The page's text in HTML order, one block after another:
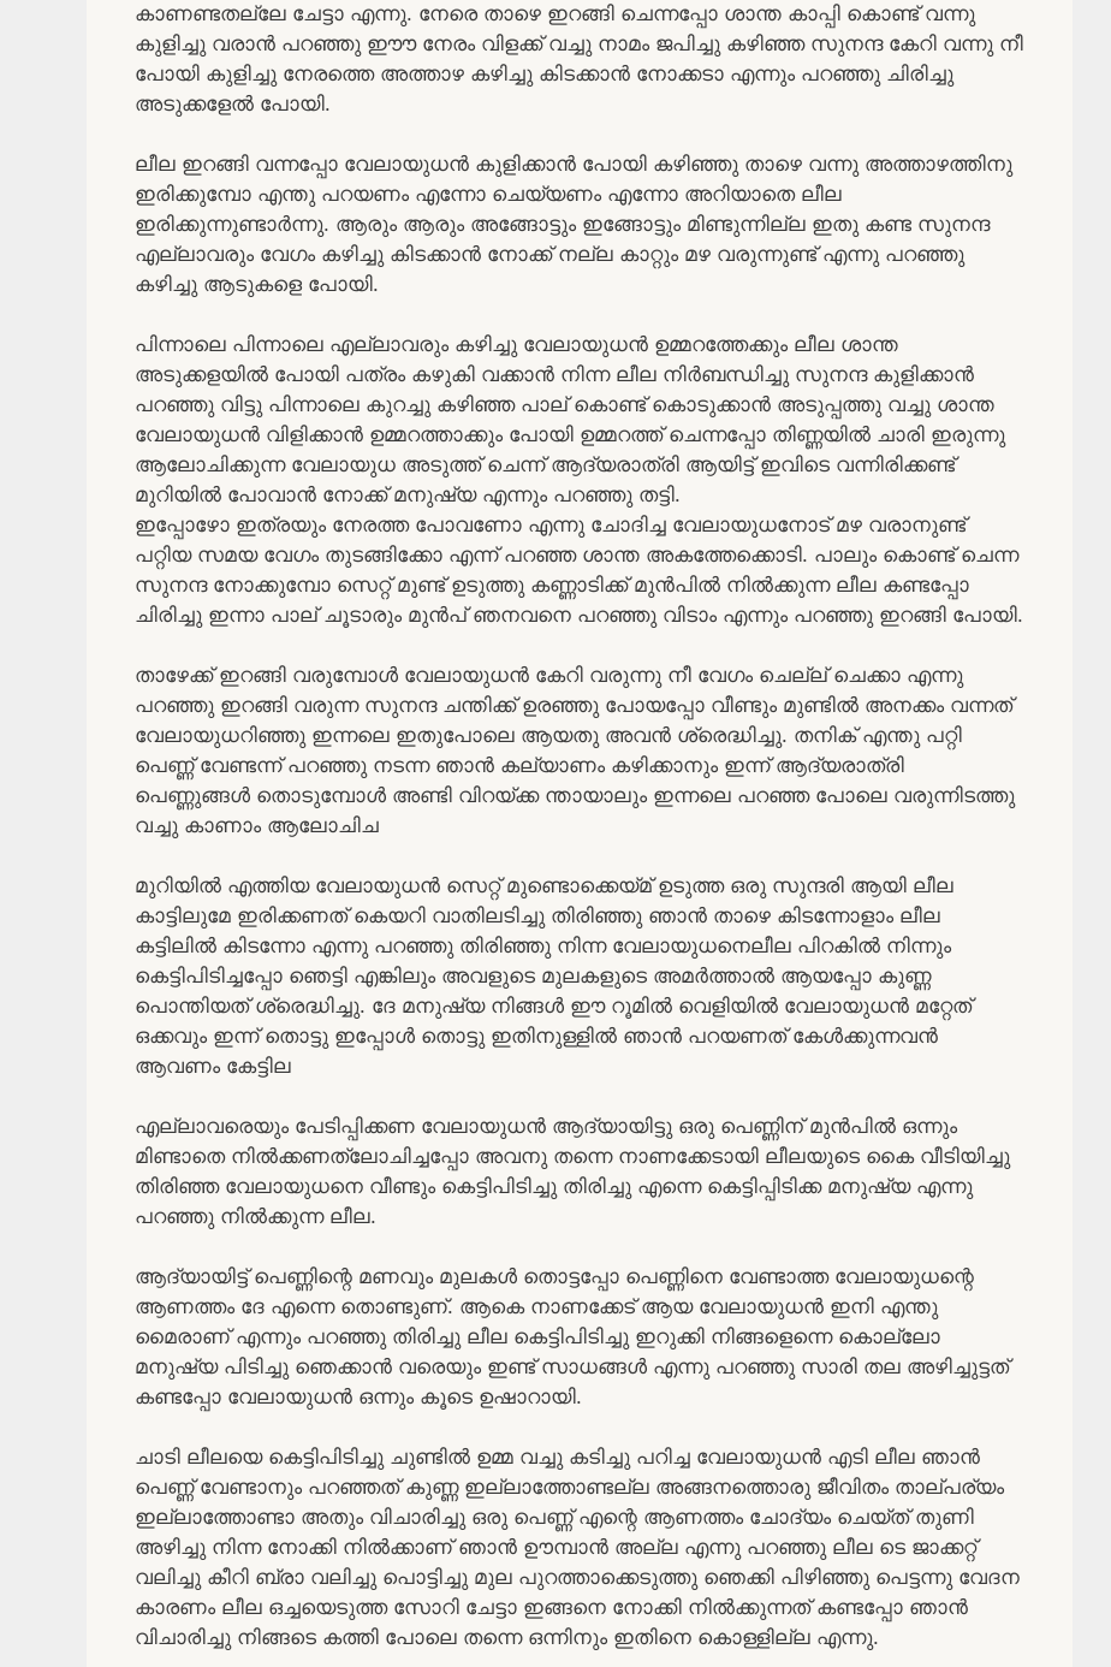
കാണണ്ടതല്ലേ ചേട്ടാ എന്നു. നേരെ താഴെ ഇറങ്ങി ചെന്നപ്പോ ശാന്ത കാപ്പി കൊണ്ട് വന്നു
കുളിച്ചു വരാൻ പറഞ്ഞു ഈൗ നേരം വിളക്ക് വച്ചു നാമം ജപിച്ചു കഴിഞ്ഞ സുനന്ദ കേറി വന്നു നീ
പോയി കുളിച്ചു നേരത്തെ അത്താഴ കഴിച്ചു കിടക്കാൻ നോക്കടാ എന്നും പറഞ്ഞു ചിരിച്ചു
അടുക്കളേൽ പോയി.
ലീല ഇറങ്ങി വന്നപ്പോ വേലായുധൻ കുളിക്കാൻ പോയി കഴിഞ്ഞു താഴെ വന്നു അത്താഴത്തിനു
ഇരിക്കുമ്പോ എന്തു പറയണം എന്നോ ചെയ്യണം എന്നോ അറിയാതെ ലീല
ഇരിക്കുന്നുണ്ടാർന്നു. ആരും ആരും അങ്ങോട്ടും ഇങ്ങോട്ടും മിണ്ടുന്നില്ല ഇതു കണ്ട സുനന്ദ
എല്ലാവരും വേഗം കഴിച്ചു കിടക്കാൻ നോക്ക് നല്ല കാറ്റും മഴ വരുന്നുണ്ട് എന്നു പറഞ്ഞു
കഴിച്ചു ആടുകളെ പോയി.
പിന്നാലെ പിന്നാലെ എല്ലാവരും കഴിച്ചു വേലായുധൻ ഉമ്മറത്തേക്കും ലീല ശാന്ത
അടുക്കളയിൽ പോയി പത്രം കഴുകി വക്കാൻ നിന്ന ലീല നിർബന്ധിച്ചു സുനന്ദ കുളിക്കാൻ
പറഞ്ഞു വിട്ടു പിന്നാലെ കുറച്ചു കഴിഞ്ഞ പാല് കൊണ്ട് കൊടുക്കാൻ അടുപ്പത്തു വച്ചു ശാന്ത
വേലായുധൻ വിളിക്കാൻ ഉമ്മറത്താക്കും പോയി ഉമ്മറത്ത് ചെന്നപ്പോ തിണ്ണയിൽ ചാരി ഇരുന്നു
ആലോചിക്കുന്ന വേലായുധ അടുത്ത് ചെന്ന് ആദ്യരാത്രി ആയിട്ട് ഇവിടെ വന്നിരിക്കണ്ട്
മുറിയിൽ പോവാൻ നോക്ക് മനുഷ്യ എന്നും പറഞ്ഞു തട്ടി.
ഇപ്പോഴോ ഇത്രയും നേരത്ത പോവണോ എന്നു ചോദിച്ച വേലായുധനോട് മഴ വരാനുണ്ട്
പറ്റിയ സമയ വേഗം തുടങ്ങിക്കോ എന്ന് പറഞ്ഞ ശാന്ത അകത്തേക്കൊടി. പാലും കൊണ്ട് ചെന്ന
സുനന്ദ നോക്കുമ്പോ സെറ്റ് മുണ്ട് ഉടുത്തു കണ്ണാടിക്ക് മുൻപിൽ നിൽക്കുന്ന ലീല കണ്ടപ്പോ
ചിരിച്ചു ഇന്നാ പാല് ചൂടാരും മുൻപ് ഞനവനെ പറഞ്ഞു വിടാം എന്നും പറഞ്ഞു ഇറങ്ങി പോയി.
താഴേക്ക് ഇറങ്ങി വരുമ്പോൾ വേലായുധൻ കേറി വരുന്നു നീ വേഗം ചെല്ല് ചെക്കാ എന്നു
പറഞ്ഞു ഇറങ്ങി വരുന്ന സുനന്ദ ചന്തിക്ക് ഉരഞ്ഞു പോയപ്പോ വീണ്ടും മുണ്ടിൽ അനക്കം വന്നത്
വേലായുധറിഞ്ഞു ഇന്നലെ ഇതുപോലെ ആയതു അവൻ ശ്രെദ്ധിച്ചു. തനിക് എന്തു പറ്റി
പെണ്ണ് വേണ്ടന്ന് പറഞ്ഞു നടന്ന ഞാൻ കല്യാണം കഴിക്കാനും ഇന്ന് ആദ്യരാത്രി
പെണ്ണുങ്ങൾ തൊടുമ്പോൾ അണ്ടി വിറയ്ക്ക ന്തായാലും ഇന്നലെ പറഞ്ഞ പോലെ വരുന്നിടത്തു
വച്ചു കാണാം ആലോചിച
മുറിയിൽ എത്തിയ വേലായുധൻ സെറ്റ് മുണ്ടൊക്കെയ്മ് ഉടുത്ത ഒരു സുന്ദരി ആയി ലീല
കാട്ടിലുമേ ഇരിക്കണത് കെയറി വാതിലടിച്ചു തിരിഞ്ഞു ഞാൻ താഴെ കിടന്നോളാം ലീല
കട്ടിലിൽ കിടന്നോ എന്നു പറഞ്ഞു തിരിഞ്ഞു നിന്ന വേലായുധനെലീല പിറകിൽ നിന്നും
കെട്ടിപിടിച്ചപ്പോ ഞെട്ടി എങ്കിലും അവളുടെ മുലകളുടെ അമർത്താൽ ആയപ്പോ കുണ്ണ
പൊന്തിയത് ശ്രെദ്ധിച്ചു. ദേ മനുഷ്യ നിങ്ങൾ ഈ റൂമിൽ വെളിയിൽ വേലായുധൻ മറ്റേത്
ഒക്കവും ഇന്ന് തൊട്ടു ഇപ്പോൾ തൊട്ടു ഇതിനുള്ളിൽ ഞാൻ പറയണത് കേൾക്കുന്നവൻ
ആവണം കേട്ടില
എല്ലാവരെയും പേടിപ്പിക്കണ വേലായുധൻ ആദ്യായിട്ടു ഒരു പെണ്ണിന് മുൻപിൽ ഒന്നും
മിണ്ടാതെ നിൽക്കണത്ലോചിച്ചപ്പോ അവനു തന്നെ നാണക്കേടായി ലീലയുടെ കൈ വീടിയിച്ചു
തിരിഞ്ഞ വേലായുധനെ വീണ്ടും കെട്ടിപിടിച്ചു തിരിച്ചു എന്നെ കെട്ടിപ്പിടിക്ക മനുഷ്യ എന്നു
പറഞ്ഞു നിൽക്കുന്ന ലീല.
ആദ്യായിട്ട് പെണ്ണിന്റെ മണവും മുലകൾ തൊട്ടപ്പോ പെണ്ണിനെ വേണ്ടാത്ത വേലായുധന്റെ
ആണത്തം ദേ എന്നെ തൊണ്ടുണ്. ആകെ നാണക്കേട് ആയ വേലായുധൻ ഇനി എന്തു
മൈരാണ് എന്നും പറഞ്ഞു തിരിച്ചു ലീല കെട്ടിപിടിച്ചു ഇറുക്കി നിങ്ങളെന്നെ കൊല്ലോ
മനുഷ്യ പിടിച്ചു ഞെക്കാൻ വരെയും ഇണ്ട് സാധങ്ങൾ എന്നു പറഞ്ഞു സാരി തല അഴിച്ചുട്ടത്
കണ്ടപ്പോ വേലായുധൻ ഒന്നും കൂടെ ഉഷാറായി.
ചാടി ലീലയെ കെട്ടിപിടിച്ചു ചുണ്ടിൽ ഉമ്മ വച്ചു കടിച്ചു പറിച്ച വേലായുധൻ എടി ലീല ഞാൻ
പെണ്ണ് വേണ്ടാനും പറഞ്ഞത് കുണ്ണ ഇല്ലാത്തോണ്ടല്ല അങ്ങനത്തൊരു ജീവിതം താല്പര്യം
ഇല്ലാത്തോണ്ടാ അതും വിചാരിച്ചു ഒരു പെണ്ണ് എന്റെ ആണത്തം ചോദ്യം ചെയ്ത് തുണി
അഴിച്ചു നിന്ന നോക്കി നിൽക്കാണ് ഞാൻ ഊമ്പാൻ അല്ല എന്നു പറഞ്ഞു ലീല ടെ ജാക്കറ്റ്
വലിച്ചു കീറി ബ്രാ വലിച്ചു പൊട്ടിച്ചു മുല പുറത്താക്കെടുത്തു ഞെക്കി പിഴിഞ്ഞു പെട്ടന്നു വേദന
കാരണം ലീല ഒച്ചയെടുത്ത സോറി ചേട്ടാ ഇങ്ങനെ നോക്കി നിൽക്കുന്നത് കണ്ടപ്പോ ഞാൻ
വിചാരിച്ചു നിങ്ങടെ കത്തി പോലെ തന്നെ ഒന്നിനും ഇതിനെ കൊള്ളില്ല എന്നു.